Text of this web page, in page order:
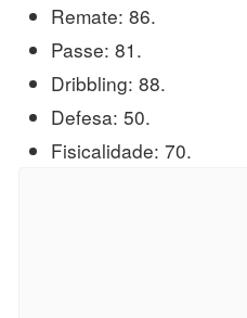
Remate: 86.
Passe: 81.
Dribbling: 88.
Defesa: 50.
Fisicalidade: 70.